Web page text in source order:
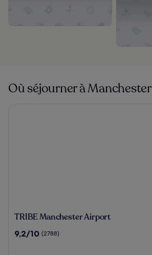
Où séjourner à Manchester
TRIBE
Airport
TRIBE Manchester Airport
9.2
9,2/10 (2788)